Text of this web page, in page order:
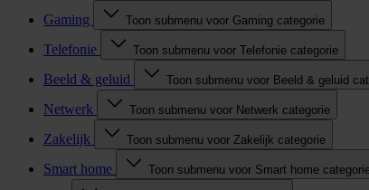
Gaming Toon submenu voor Gaming categorie
Telefonie Toon submenu voor Telefonie categorie
Beeld & geluid Toon submenu voor Beeld & geluid
Netwerk Toon submenu voor Netwerk categorie
Zakelijk Toon submenu voor Zakelijk categorie
Smart home Toon submenu voor Smart home